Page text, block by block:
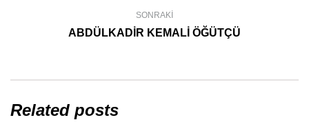
SONRAKI
ABDÜLKADİR KEMALİ ÖĞÜTÇÜ
Related posts